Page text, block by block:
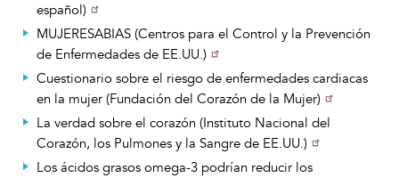
español)
MUJERESABIAS (Centros para el Control y la Prevención
de Enfermedades de EE.UU.)
Cuestionario sobre el riesgo de enfermedades cardiacas
en la mujer (Fundación del Corazón de la Mujer)
La verdad sobre el corazón (Instituto Nacional del
Corazón, los Pulmones y la Sangre de EE.UU.)
Los ácidos grasos omega-3 podrían reducir los